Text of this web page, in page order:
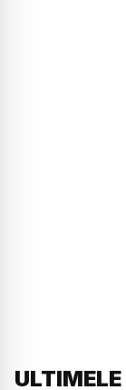
ULTIMELE